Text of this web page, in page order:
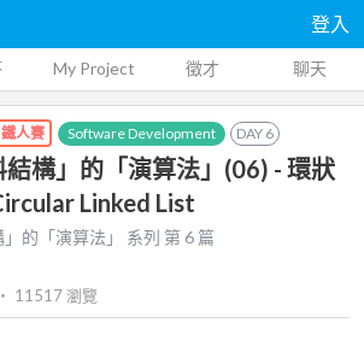
登入
My Project 徵才 聊天
人賽 Software Development DAY 6
構」的「演算法」(06) - 環狀
Linked List
的「演算法」 系列 第6 篇
‧ 11517瀏覽